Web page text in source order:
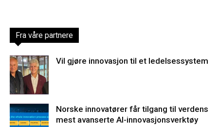
Fra våre partnere
Vil gjøre innovasjon til et ledelsessystem
Norske innovatører får tilgang til verdens
mest avanserte AI-innovasjonsverktøy